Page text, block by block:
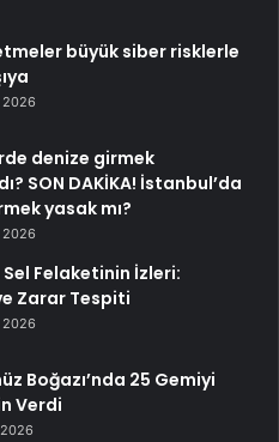
büyük siber risklerle
2026
denize girmek
SON DAKİKA! İstanbul’da
yasak mı?
2026
Felaketinin İzleri:
Zarar Tespiti
2026
Boğazı’nda 25 Gemiyi
Verdi